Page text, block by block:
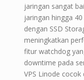
jaringan sangat
jaringan hingga
dengan SSD
meningkatkan
fitur watchdog
downtime pada
VPS Linode cocok